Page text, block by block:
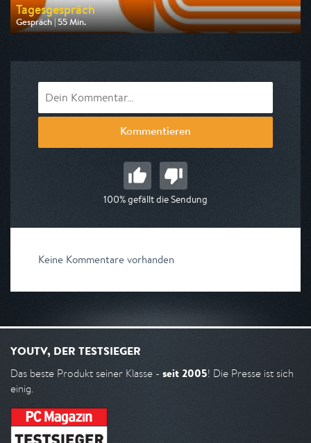
Tagesgespräch
Gespräch | 55 Min.
Ausgestrahlt von ARD alpha
Kommentieren
100% gefällt die Sendung
Keine Kommentare vorhanden
YOUTV, DER TESTSIEGER
Das beste Produkt seiner Klasse - seit 2005! Die Presse ist sich
einig.